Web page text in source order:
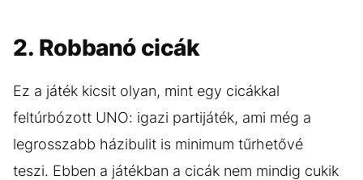
2. Robbanó cicák
Ez a játék kicsit olyan, mint egy cicákkal
feltúrbózott UNO: igazi partijáték, ami még a
legrosszabb házibulit is minimum tűrhetővé
teszi. Ebben a játékban a cicák nem mindig cukik